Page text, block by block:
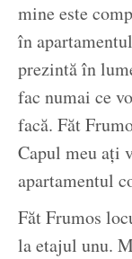
mine este
în
prezintă în
fac numai ce
facă. Făt
Capul meu ați
apartamentul
Făt Frumos
la etajul unu.